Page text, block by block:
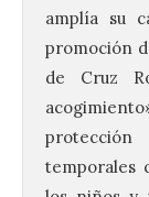
amplía su
promoción
de Cruz
temporales